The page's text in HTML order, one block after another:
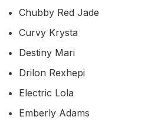
Chubby Red Jade
Curvy Krysta
Destiny Mari
Drilon Rexhepi
Electric Lola
Emberly Adams